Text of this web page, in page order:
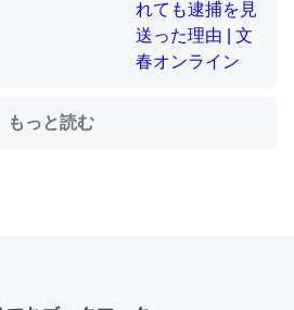
った遠方の父67歳と僕。ITツール導入で
に変化した｜tayorini by LIFULL介護
もっと読む